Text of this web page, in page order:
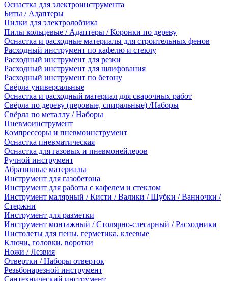
Оснастка для электроинструмента
Биты / Адаптеры
Пилки для электролобзика
Пилы кольцевые / Адаптеры / Коронки по дереву
Оснастка и расходные материалы для строительных фенов
Расходный инструмент по кафелю и стеклу
Расходный инструмент для резки
Расходный инструмент для шлифования
Расходный инструмент по бетону
Свёрла универсальные
Оснастка и расходный материал для сварочных работ
Свёрла по дереву (перовые, спиральные) /Наборы
Свёрла по металлу / Наборы
Пневмоинструмент
Компрессоры и пневмоинструмент
Оснастка пневматическая
Оснастка для газовых и пневмонейлеров
Ручной инструмент
Абразивные материалы
Инструмент для газобетона
Инструмент для работы с кафелем и стеклом
Инструмент малярный / Кисти / Валики / Шубки / Ванночки /
Стержни
Инструмент для разметки
Инструмент монтажный / Столярно-слесарный / Расходники
Пистолеты для пены, герметика, клеевые
Ключи, головки, воротки
Ножи / Лезвия
Отвертки / Наборы отверток
Резьбонарезной инструмент
Сантехнический инструмент